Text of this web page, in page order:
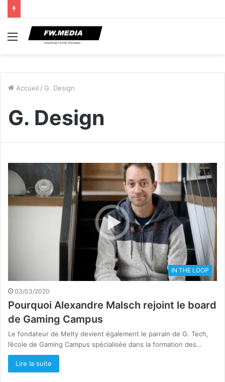
Menu
Accueil / G. Design
G. Design
IN THE LOOP
03/03/2020
Pourquoi Alexandre Malsch rejoint le board
de Gaming Campus
Le fondateur de Melty devient également le parrain de G. Tech,
l’école de Gaming Campus spécialisée dans la formation des…
Lire la suite